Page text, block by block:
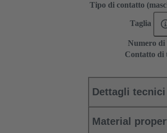
Tipo di contatto
Taglia
Numero di
Contatto di
Dettagli tecnici
Material